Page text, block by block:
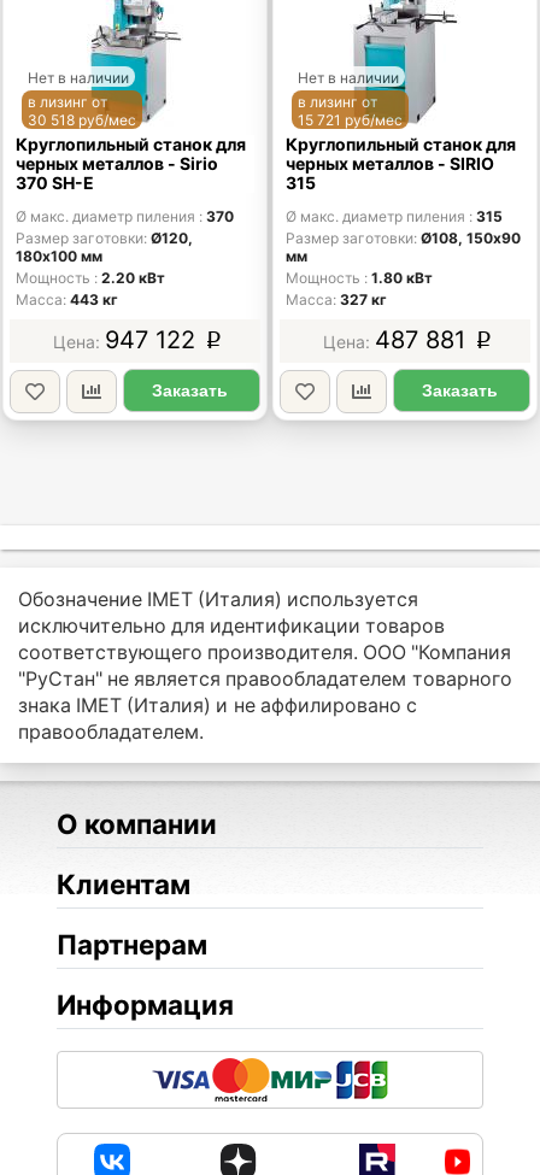
Нет в наличии
в лизинг от
30 518 руб/мес
Круглопильный станок для
черных металлов - Sirio
370 SH-E
Ø макс. диаметр пиления
370
Размер заготовки Ø120,
180х100 мм
Мощность
2.20 кВт
Масса 443 кг
947 122 p
Заказать
Нет в наличии
в лизинг от
15 721 руб/мес
Круглопильный станок для
черных металлов - SIRIO
315
Ø макс. диаметр пиления
315
Размер заготовки Ø108, 150х90
мм
Мощность
1.80 кВт
Масса 327 кг
487 881 p
Заказать
Обозначение IMET (Италия) используется
исключительно для идентификации товаров
соответствующего производителя. ООО "Компания
"РуСтан" не является правообладателем товарного
знака IMET (Италия) и не аффилировано с
правообладателем.
О компании
Клиентам
Партнерам
Информация